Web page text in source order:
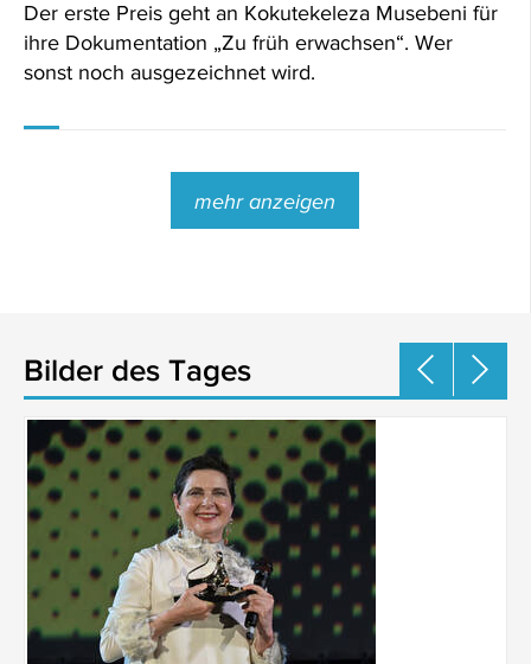
Der erste Preis geht an Kokutekeleza Musebeni für
ihre Dokumentation „Zu früh erwachsen“. Wer
sonst noch ausgezeichnet wird.
mehr anzeigen
Bilder des Tages